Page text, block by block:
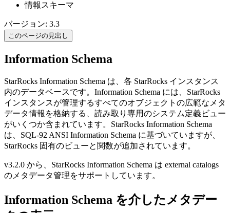
情報スキーマ
バージョン: 3.3
このページの見出し
Information Schema
StarRocks Information Schema は、各 StarRocks インスタンス
内のデータベースです。Information Schema には、StarRocks
インスタンスが管理するすべてのオブジェクトの広範なメタ
データ情報を格納する、読み取り専用のシステム定義ビュー
がいくつか含まれています。StarRocks Information Schema
は、SQL-92 ANSI Information Schema に基づいていますが、
StarRocks 固有のビューと関数が追加されています。
v3.2.0 から、StarRocks Information Schema は external catalogs
のメタデータ管理をサポートしています。
Information Schema を介したメタデー